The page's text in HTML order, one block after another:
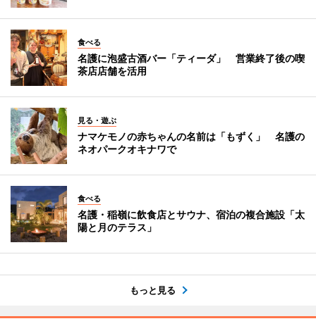
食べる
名護に泡盛古酒バー「ティーダ」 営業終了後の喫
茶店店舗を活用
見る・遊ぶ
ナマケモノの赤ちゃんの名前は「もずく」 名護の
ネオパークオキナワで
食べる
名護・稲嶺に飲食店とサウナ、宿泊の複合施設「太
陽と月のテラス」
もっと見る